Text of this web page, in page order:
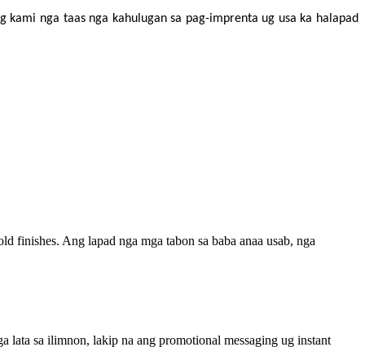
nga taas nga kahulugan sa pag-imprenta ug usa ka halapad
finishes. Ang lapad nga mga tabon sa baba anaa usab, nga
lata sa ilimnon, lakip na ang promotional messaging ug instant